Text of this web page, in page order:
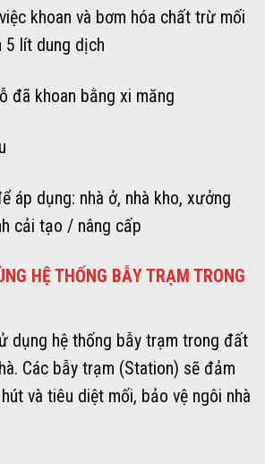
khoan và bơm hóa chất trừ mối
5 lít dung dịch
đã khoan bằng xi măng
áp dụng: nhà ở, nhà kho, xưởng
cải tạo / nâng cấp
HỆ THỐNG BẪY TRẠM TRONG
dụng hệ thống bẫy trạm trong đất
Các bẫy trạm (Station) sẽ đảm
và tiêu diệt mối, bảo vệ ngôi nhà